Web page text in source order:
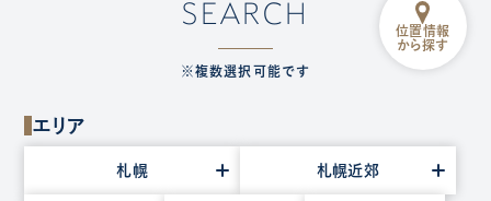
SEARCH
※複数選択可能です
位置情報
から探す
エリア
札幌 札幌近郊